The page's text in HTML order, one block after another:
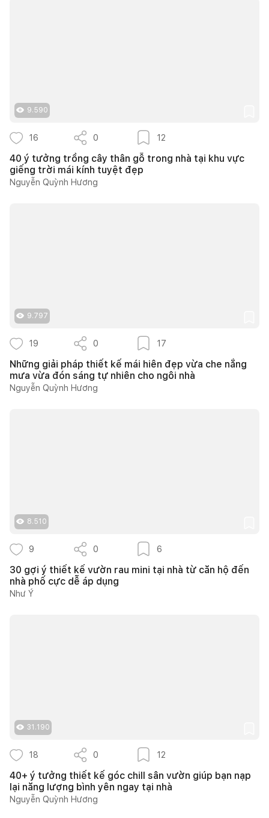
9.590
16 0 12
40 ý tưởng trồng cây thân gỗ trong nhà tại khu vực
giếng trời mái kính tuyệt đẹp
Nguyễn Quỳnh Hương
9.797
19 0 17
Những giải pháp thiết kế mái hiên đẹp vừa che nắng
mưa vừa đón sáng tự nhiên cho ngôi nhà
Nguyễn Quỳnh Hương
8.510
9 0 6
30 gợi ý thiết kế vườn rau mini tại nhà từ căn hộ đến
nhà phố cực dễ áp dụng
Như Ý
31.190
18 0 12
40+ ý tưởng thiết kế góc chill sân vườn giúp bạn nạp
lại năng lượng bình yên ngay tại nhà
Nguyễn Quỳnh Hương